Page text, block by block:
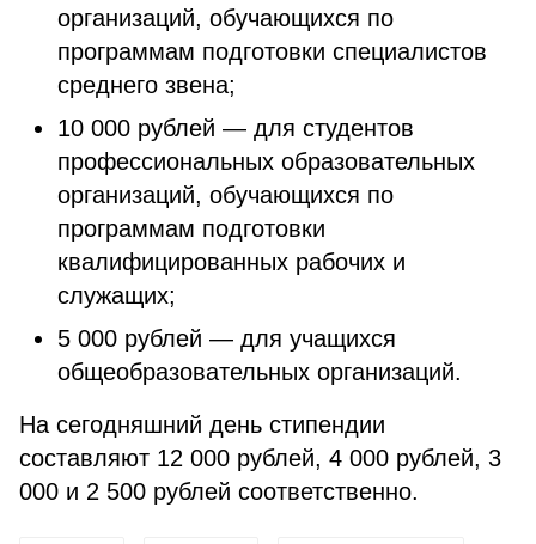
организаций, обучающихся по
программам подготовки специалистов
среднего звена;
10 000 рублей — для студентов
профессиональных образовательных
организаций, обучающихся по
программам подготовки
квалифицированных рабочих и
служащих;
5 000 рублей — для учащихся
общеобразовательных организаций.
На сегодняшний день стипендии
составляют 12 000 рублей, 4 000 рублей, 3
000 и 2 500 рублей соответственно.